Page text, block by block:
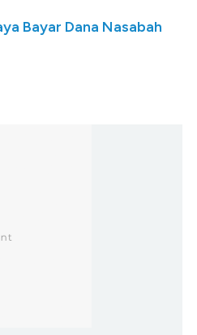
Bayar Dana Nasabah